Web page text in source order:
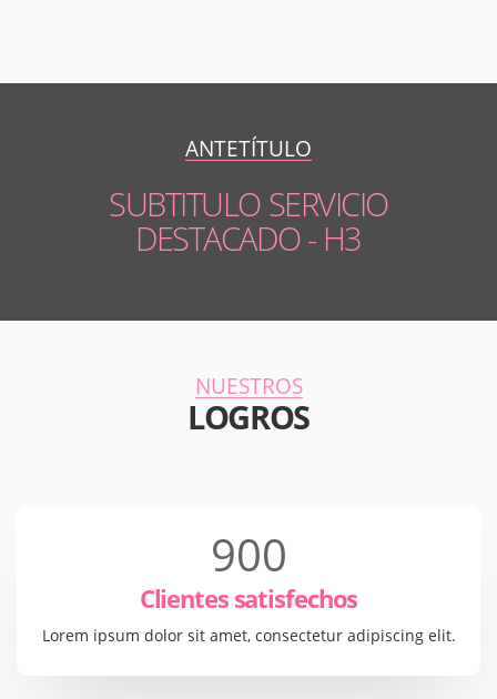
ANTETÍTULO
SUBTITULO SERVICIO
DESTACADO - H3
NUESTROS
LOGROS
900
Clientes satisfechos
Lorem ipsum dolor sit amet, consectetur adipiscing elit.